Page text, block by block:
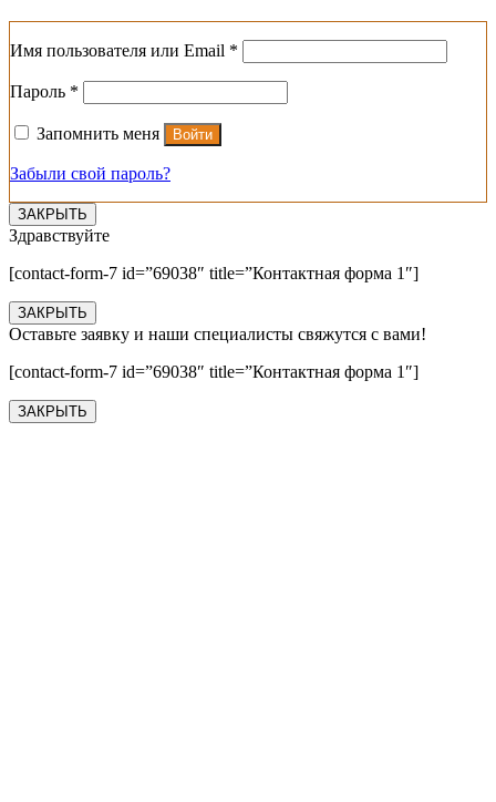
Имя пользователя или Email *
Пароль *
Запомнить меня Войти
Забыли свой пароль?
ЗАКРЫТЬ
Здравствуйте
[contact-form-7 id=”69038″ title=”Контактная форма 1″]
ЗАКРЫТЬ
Оставьте заявку и наши специалисты свяжутся с вами!
[contact-form-7 id=”69038″ title=”Контактная форма 1″]
ЗАКРЫТЬ